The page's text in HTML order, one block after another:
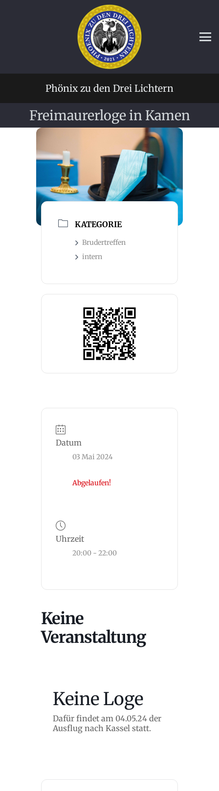
Phönix zu den Drei Lichtern
Freimaurerloge in Kamen
KATEGORIE
Brudertreffen
intern
Datum
03 Mai 2024
Abgelaufen!
Uhrzeit
20:00 - 22:00
Keine
Veranstaltung
Keine Loge
Dafür findet am 04.05.24 der
Ausflug nach Kassel statt.